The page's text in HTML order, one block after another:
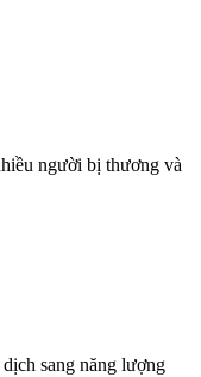
người bị thương và
sang năng lượng